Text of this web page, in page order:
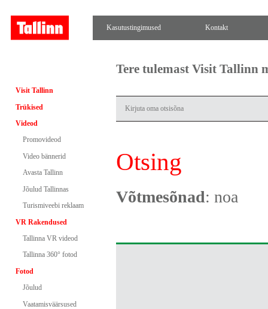
Kasutustingimused Kontakt
Visit Tallinn
Trükised
Videod
Promovideod
Video bännerid
Avasta Tallinn
Jõulud Tallinnas
Turismiveebi reklaam
VR Rakendused
Tallinna VR videod
Tallinna 360° fotod
Fotod
Jõulud
Vaatamisväärsused
Tere tulemast Visit Tallinn
Otsing
Võtmesõnad: noa